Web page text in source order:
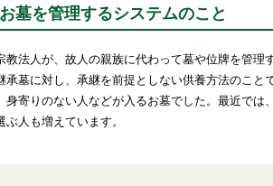
墓を管理するシステムのこと
法人が、故人の親族に代わって墓や位牌を管理
墓に対し、承継を前提としない供養方法のこと
寄りのない人などが入るお墓でした。最近では
人も増えています。